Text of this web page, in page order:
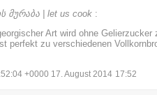
მურაბა | let us cook :
Art wird ohne Gelierzucker
perfekt zu verschiedenen
+0000 17. August 2014 17:52